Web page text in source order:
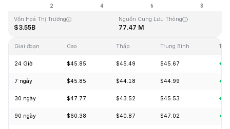
Vốn Hoá Thị Trường
$3.55B
Nguồn Cung Lưu Thông
77.47 M
Giai đoạn Cao Thấp Trung Bình
24 Giờ $45.85 $45.49 $45.67
7 ngày $45.85 $44.18 $44.99
30 ngày $47.77 $43.52 $45.53
90 ngày $60.38 $40.87 $47.02